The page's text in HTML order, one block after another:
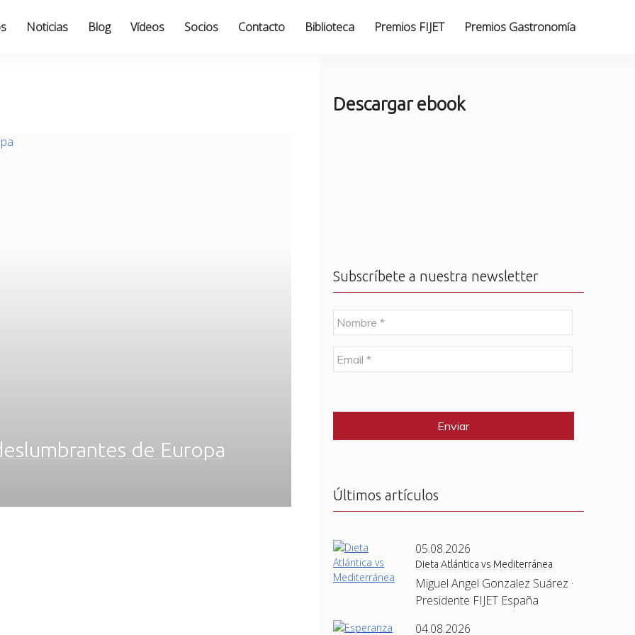
Noticias Blog Vídeos Socios Contacto Biblioteca Premios FIJET Premios Gastronomía
de Europa
Descargar ebook
Subscríbete a nuestra newsletter
N
o
m
b
r
E
m
l
Últimos artículos
05.08.2026
Dieta Atlántica vs Mediterránea
Miguel Angel Gonzalez Suárez ·
Presidente FIJET España
04.08.2026